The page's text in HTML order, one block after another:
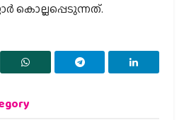
കൊല്ലപ്പെടുന്നത്.